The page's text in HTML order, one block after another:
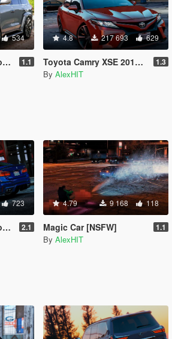
534
1.1
4.8 217 693 629
Toyota Camry XSE 2018 [Add-On / Replace] 1.3
By AlexHIT
723
2.1
4.79 9 168 118
Magic Car [NSFW] 1.1
By AlexHIT